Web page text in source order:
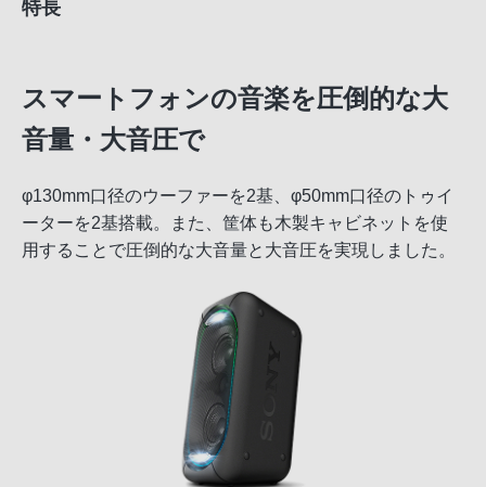
特長
スマートフォンの音楽を圧倒的な大
音量・大音圧で
φ130mm口径のウーファーを2基、φ50mm口径のトゥイ
ーターを2基搭載。また、筐体も木製キャビネットを使
用することで圧倒的な大音量と大音圧を実現しました。